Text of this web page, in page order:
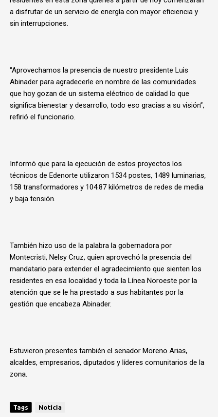
a disfrutar de un servicio de energía con mayor eficiencia y
sin interrupciones.
“Aprovechamos la presencia de nuestro presidente Luis
Abinader para agradecerle en nombre de las comunidades
que hoy gozan de un sistema eléctrico de calidad lo que
significa bienestar y desarrollo, todo eso gracias a su visión”,
refirió el funcionario.
Informó que para la ejecución de estos proyectos los
técnicos de Edenorte utilizaron 1534 postes, 1489 luminarias,
158 transformadores y 104.87 kilómetros de redes de media
y baja tensión.
También hizo uso de la palabra la gobernadora por
Montecristi, Nelsy Cruz, quien aprovechó la presencia del
mandatario para extender el agradecimiento que sienten los
residentes en esa localidad y toda la Línea Noroeste por la
atención que se le ha prestado a sus habitantes por la
gestión que encabeza Abinader.
Estuvieron presentes también el senador Moreno Arias,
alcaldes, empresarios, diputados y líderes comunitarios de la
zona.
Tags Notícia